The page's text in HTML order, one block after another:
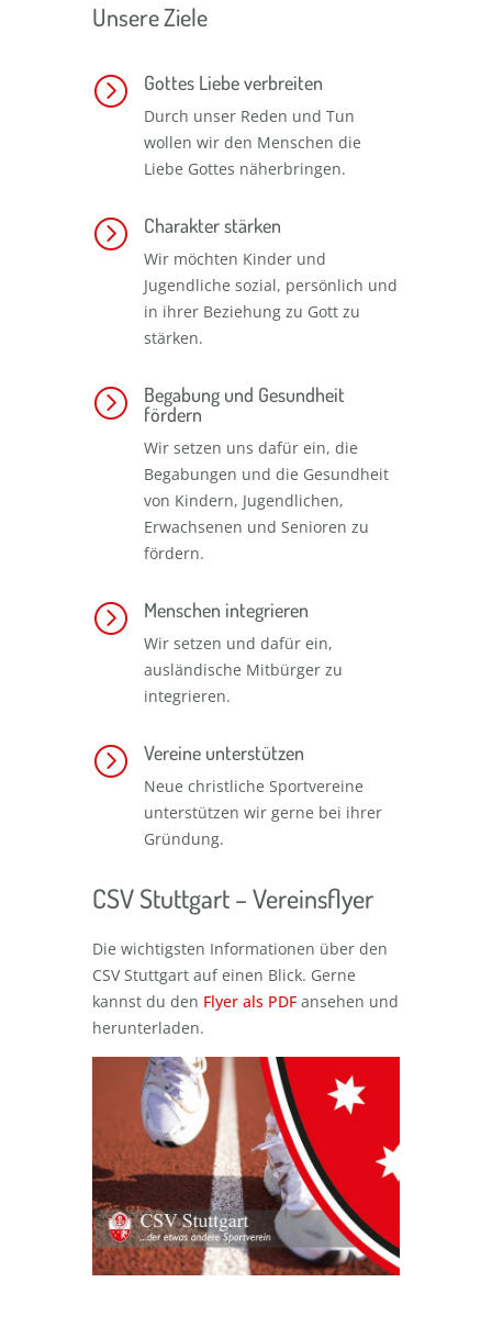
Unsere Ziele
= Gottes Liebe verbreiten
Durch unser Reden und Tun
wollen wir den Menschen die
Liebe Gottes näherbringen.
= Charakter stärken
Wir möchten Kinder und
Jugendliche sozial, persönlich und
in ihrer Beziehung zu Gott zu
stärken.
=
Begabung und Gesundheit
fördern
Wir setzen uns dafür ein, die
Begabungen und die Gesundheit
von Kindern, Jugendlichen,
Erwachsenen und Senioren zu
fördern.
= Menschen integrieren
Wir setzen und dafür ein,
ausländische Mitbürger zu
integrieren.
= Vereine unterstützen
Neue christliche Sportvereine
unterstützen wir gerne bei ihrer
Gründung.
CSV Stuttgart – Vereinsflyer
Die wichtigsten Informationen über den
CSV Stuttgart auf einen Blick. Gerne
kannst du den Flyer als PDF ansehen und
herunterladen.